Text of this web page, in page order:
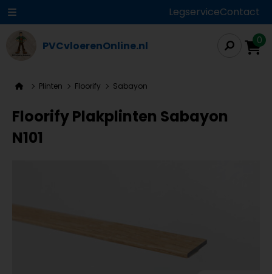
LegserviceContact
PVCvloerenOnline.nl 0
Plinten Floorify Sabayon
Floorify Plakplinten Sabayon
N101